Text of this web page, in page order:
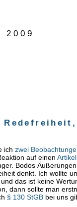
ichzwei
auf einen
Bodos
denkt. Ich wollte
das ist keine
dann sollte man
§ 130 StGB bei uns